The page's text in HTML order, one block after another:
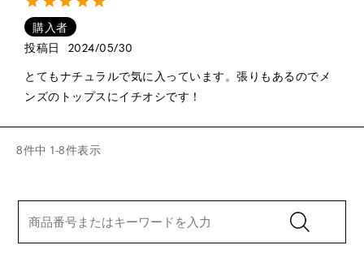
購入者
投稿日
2024/05/30
とてもナチュラルで気に入っています。張りもあるのでメ
ンズのトップスにイチオシです！
8件中 1-8件表示